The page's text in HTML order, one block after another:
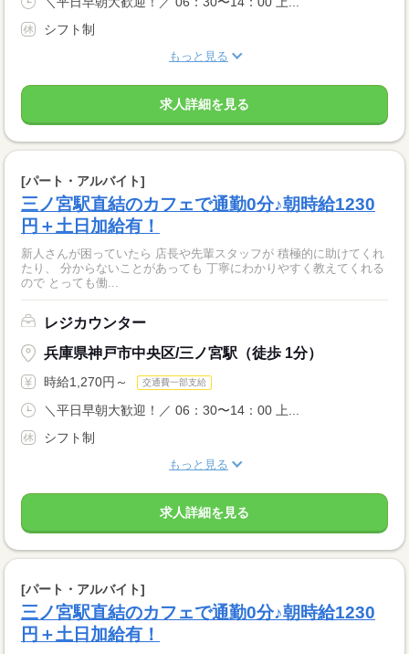
シフト制
もっと見る
求人詳細を見る
[パート・アルバイト]
三ノ宮駅直結のカフェで通勤0分♪朝時給1230
円＋土日加給有！
新人さんが困っていたら 店長や先輩スタッフが 積極的に助けてくれ
たり、 分からないことがあっても 丁寧にわかりやすく教えてくれる
ので とっても働...
レジカウンター
兵庫県神戸市中央区/三ノ宮駅（徒歩 1分）
時給1,270円～ 交通費一部支給
＼平日早朝大歓迎！／ 06：30〜14：00 上...
シフト制
もっと見る
求人詳細を見る
[パート・アルバイト]
三ノ宮駅直結のカフェで通勤0分♪朝時給1230
円＋土日加給有！